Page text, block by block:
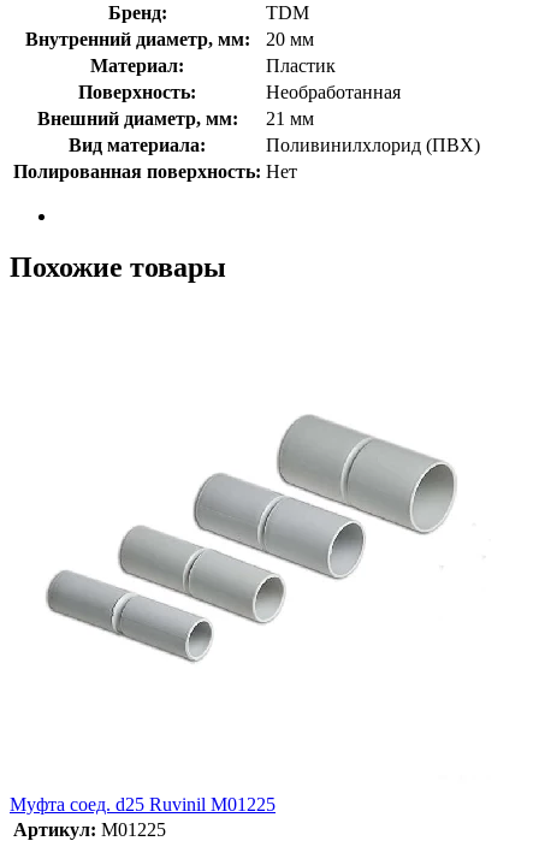
Бренд:
TDM
Внутренний диаметр, мм:
20 мм
Материал:
Пластик
Поверхность:
Необработанная
Внешний диаметр, мм:
21 мм
Вид материала:
Поливинилхлорид (ПВХ)
Полированная поверхность: Нет
Похожие товары
Муфта соед. d25 Ruvinil М01225
Артикул: М01225